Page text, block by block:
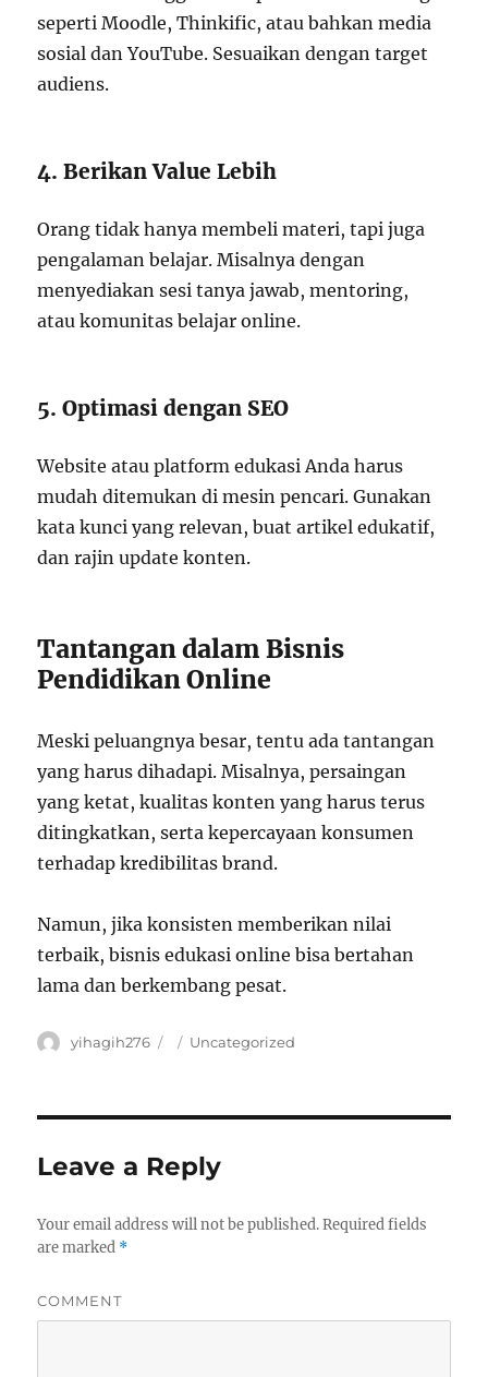
seperti Moodle, Thinkific, atau bahkan media
sosial dan YouTube. Sesuaikan dengan target
audiens.
4. Berikan Value Lebih
Orang tidak hanya membeli materi, tapi juga
pengalaman belajar. Misalnya dengan
menyediakan sesi tanya jawab, mentoring,
atau komunitas belajar online.
5. Optimasi dengan SEO
Website atau platform edukasi Anda harus
mudah ditemukan di mesin pencari. Gunakan
kata kunci yang relevan, buat artikel edukatif,
dan rajin update konten.
Tantangan dalam Bisnis
Pendidikan Online
Meski peluangnya besar, tentu ada tantangan
yang harus dihadapi. Misalnya, persaingan
yang ketat, kualitas konten yang harus terus
ditingkatkan, serta kepercayaan konsumen
terhadap kredibilitas brand.
Namun, jika konsisten memberikan nilai
terbaik, bisnis edukasi online bisa bertahan
lama dan berkembang pesat.
Author
yihagih276
Posted
Categories
Uncategorized
Leave a Reply
Your email address will not be published.Required fields
are marked *
COMMENT